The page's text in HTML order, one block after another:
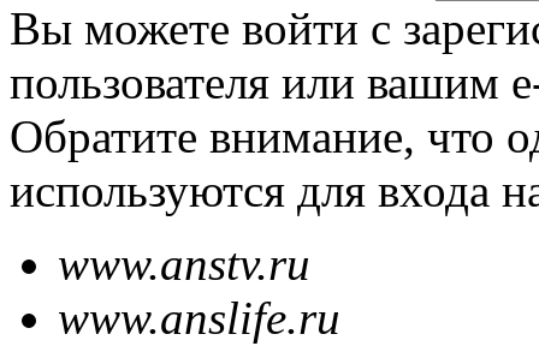
Вы можете войти с
пользователя или вашим
Обратите внимание, что
используются для входа
www.anstv.ru
www.anslife.ru